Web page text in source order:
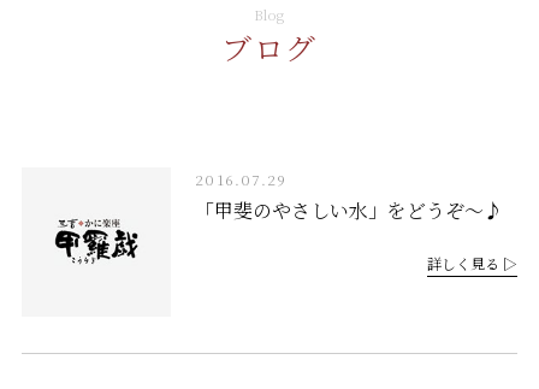
Blog
ブログ
2016.07.29
「甲斐のやさしい水」をどうぞ～♪
詳しく見る ▷